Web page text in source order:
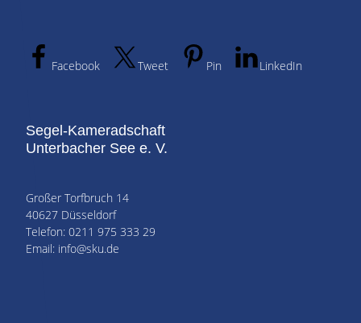
Facebook Tweet Pin LinkedIn
Segel-Kameradschaft
Unterbacher See e. V.
Großer Torfbruch 14
40627 Düsseldorf
Telefon: 0211 975 333 29
Email: info@sku.de